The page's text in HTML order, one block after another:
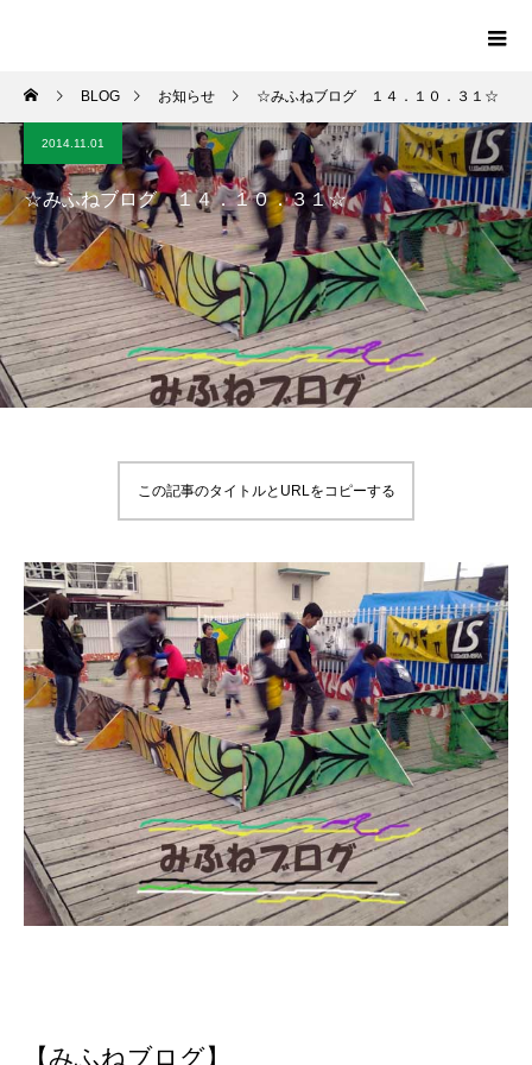
BLOG お知らせ ☆みふねブログ １４．１０．３１☆
2014.11.01
☆みふねブログ １４．１０．３１☆
この記事のタイトルとURLをコピーする
【みふねブログ】